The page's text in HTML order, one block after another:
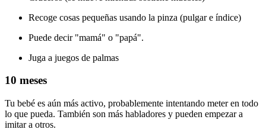
Recoge cosas pequeñas usando la pinza (pulgar e índice)
Puede decir "mamá" o "papá".
Juga a juegos de palmas
10 meses
Tu bebé es aún más activo, probablemente intentando meter en todo
lo que pueda. También son más habladores y pueden empezar a
imitar a otros.